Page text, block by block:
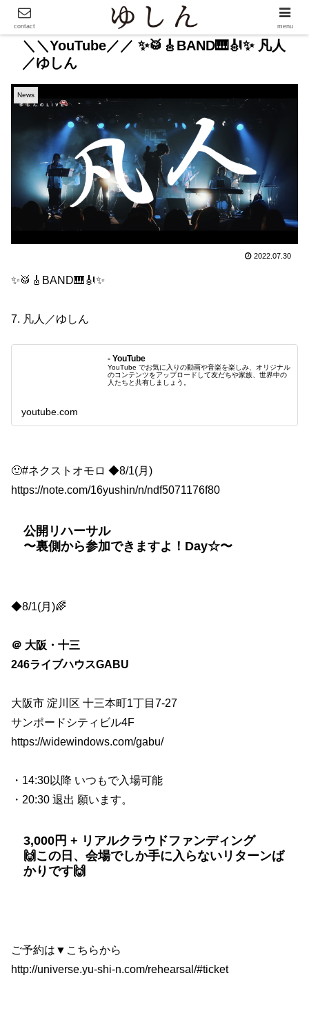
＼＼YouTube／／ ✨🥁🎸BAND🎹🎻✨ 凡人
／ゆしん
News
2022.07.30
✨🥁🎸BAND🎹🎻✨
7. 凡人／ゆしん
- YouTube
YouTube でお気に入りの動画や音楽を楽しみ、オリジナル
のコンテンツをアップロードして友だちや家族、世界中の
人たちと共有しましょう。
youtube.com
🙂#ネクストオモロ ◆8/1(月)
https://note.com/16yushin/n/ndf5071176f80
公開リハーサル
〜裏側から参加できますよ！Day☆〜
◆8/1(月)🌈
＠ 大阪・十三
246ライブハウスGABU
大阪市 淀川区 十三本町1丁目7-27
サンポードシティビル4F
https://widewindows.com/gabu/
・14:30以降 いつもで入場可能
・20:30 退出 願います。
3,000円 + リアルクラウドファンディング
🙌この日、会場でしか手に入らないリターンば
かりです🙌
ご予約は▼こちらから
http://universe.yu-shi-n.com/rehearsal/#ticket
contact menu